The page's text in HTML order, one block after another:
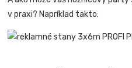
v praxi? Napríklad takto: